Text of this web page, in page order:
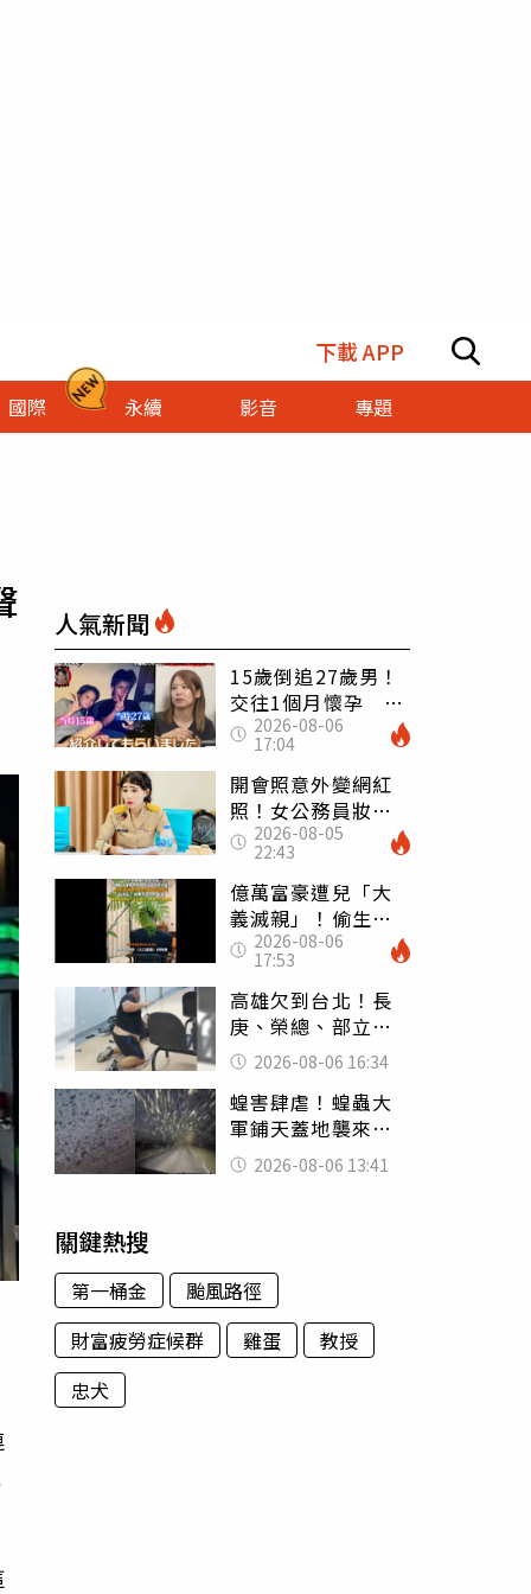
下載 APP
國際 永續 影音 專題
人氣新聞
15歲倒追27歲男！
交往1個月懷孕 36
歲當阿嬤故事曝光
2026-08-06
17:04
開會照意外變網紅
照！女公務員妝容
掀2千則留言 本人
怒嗆：化妝有錯嗎
2026-08-05
22:43
億萬富豪遭兒「大
義滅親」！偷生子
怕曝光 竟盜鄰居
身份辦假證落戶
2026-08-06
17:53
高雄欠到台北！長
庚、榮總、部立醫
院都受害 「醫療
暴力男」離譜紀錄
曝光
2026-08-06 16:34
蝗害肆虐！蝗蟲大
軍鋪天蓋地襲來宛
如末日 網驚：聖
經十災
2026-08-06 13:41
關鍵熱搜
第一桶金
颱風路徑
財富疲勞症候群
雞蛋
教授
忠犬